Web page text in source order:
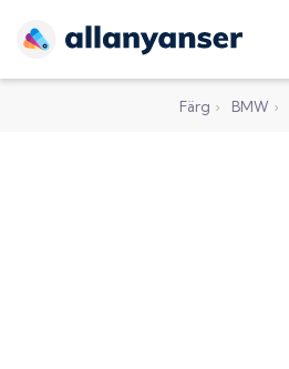
Färg › BMW ›